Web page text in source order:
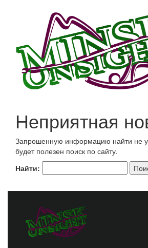
Неприятная
Запрошенную информацию найти не
будет полезен поиск по сайту.
Найти: